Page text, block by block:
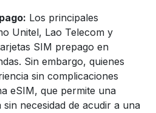
Los principales
Unitel, Lao Telecom y
SIM prepago en
Sin embargo, quienes
sin complicaciones
eSIM, que permite una
necesidad de acudir a una